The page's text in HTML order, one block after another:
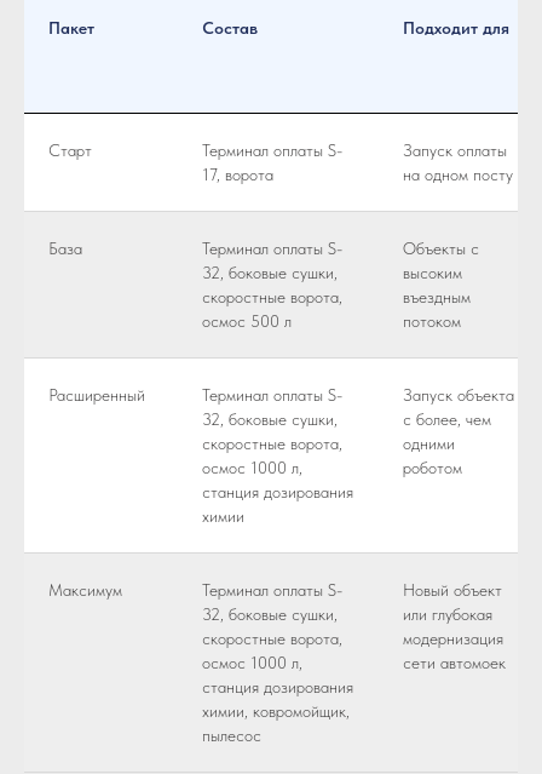
Пакет Состав Подходит для
Старт
Терминал оплаты S-
17, ворота
Запуск оплаты
на одном посту
База
Терминал оплаты S-
32, боковые сушки,
cкоростные ворота,
осмос 500 л
Объекты с
высоким
въездным
потоком
Расширенный
Терминал оплаты S-
32, боковые сушки,
cкоростные ворота,
осмос 1000 л,
станция дозирования
химии
Запуск объекта
с более, чем
одними
роботом
Максимум
Терминал оплаты S-
32, боковые сушки,
cкоростные ворота,
осмос 1000 л,
станция дозирования
химии, ковромойщик,
пылесос
Новый объект
или глубокая
модернизация
сети автомоек